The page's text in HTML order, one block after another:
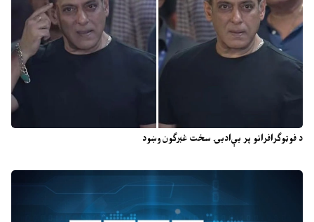
د فوټوګرافرانو پر بې‌ادبۍ سخت غبرګون وښود